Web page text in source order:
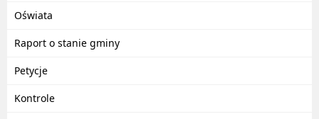
Oświata
Raport o stanie gminy
Petycje
Kontrole